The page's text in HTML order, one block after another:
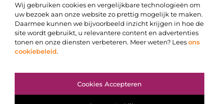
Wij gebruiken cookies en vergelijkbare technologieën om
uw bezoek aan onze website zo prettig mogelijk te maken.
Daarmee kunnen we bijvoorbeeld inzicht krijgen in hoe de
site wordt gebruikt, u relevantere content en advertenties
tonen en onze diensten verbeteren. Meer weten? Leesons
cookiebeleid.
Cookies Accepteren
Top
Glasvezel voor uw thuisnetwerk is de motor achter uw
slimme woning
Eerste seizoen nadat u besliste een grasrobot te kopen: wat
kost onderhoud? (batterij, messen, …)
Lenzen